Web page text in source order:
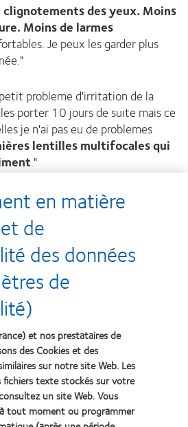
clignotements des yeux. Moins
Moins de larmes
Je peux les garder plus
probleme d'irritation de la
porter 10 jours de suite mais ce
je n'ai pas eu de problemes
lentilles multifocales qui
."
de mes lentilles Proclear 1
changé ma vie par un confort
avec les lunettes.
pour leconfort et la
à choisir entre "vision de près"
lentilles m'offrent unevision de
attentes au quotidien
tout en me permettant d'obtenir
la lecturedes caractères les
De plus, leur texture et
beaucoup plus aisée
en matière
de
des données
de
et nos prestataires de
des Cookies et des
sur notre site Web. Les
texte stockés sur votre
un site Web. Vous
tout moment ou programmer